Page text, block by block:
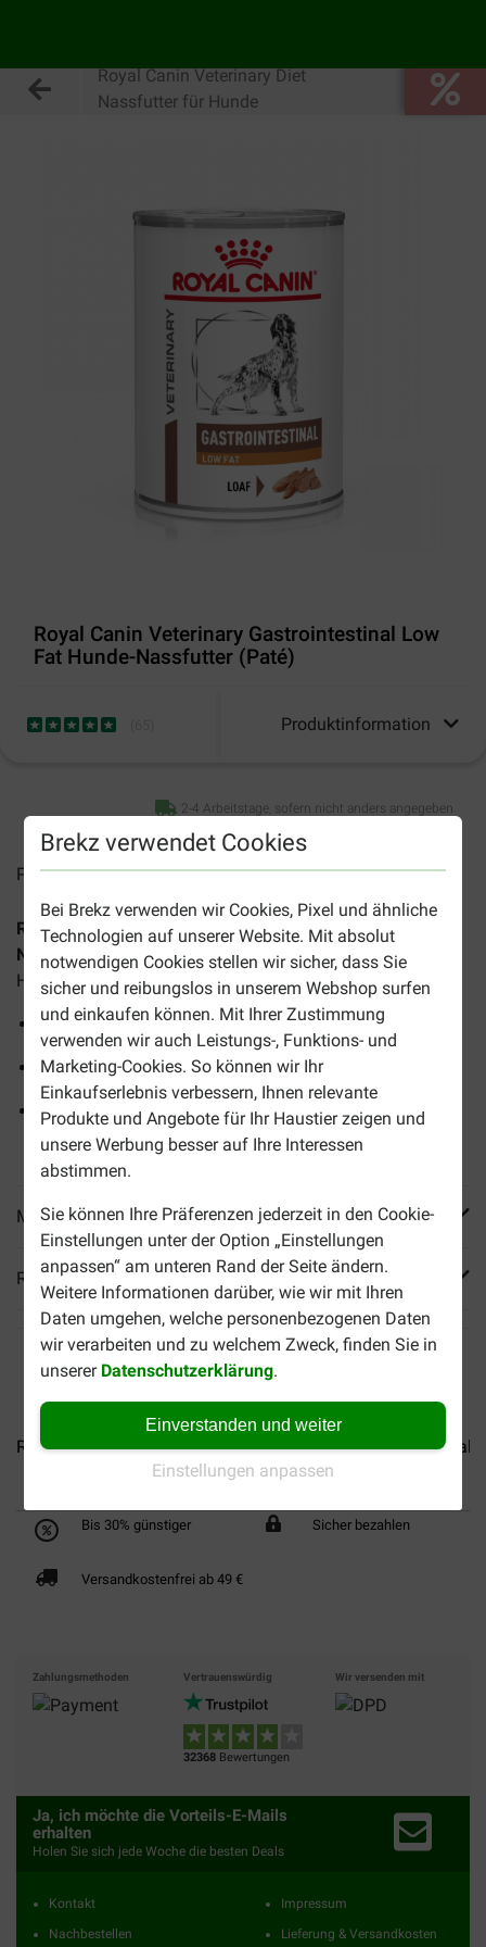
Brekz verwendet Cookies
Bei Brekz verwenden wir Cookies, Pixel und ähnliche
Technologien auf unserer Website. Mit absolut
notwendigen Cookies stellen wir sicher, dass Sie
sicher und reibungslos in unserem Webshop surfen
und einkaufen können. Mit Ihrer Zustimmung
verwenden wir auch Leistungs-, Funktions- und
Marketing-Cookies. So können wir Ihr
Einkaufserlebnis verbessern, Ihnen relevante
Produkte und Angebote für Ihr Haustier zeigen und
unsere Werbung besser auf Ihre Interessen
abstimmen.
Sie können Ihre Präferenzen jederzeit in den Cookie-
Einstellungen unter der Option „Einstellungen
anpassen“ am unteren Rand der Seite ändern.
Weitere Informationen darüber, wie wir mit Ihren
Daten umgehen, welche personenbezogenen Daten
wir verarbeiten und zu welchem Zweck, finden Sie in
unserer Datenschutzerklärung.
Einverstanden und weiter
Einstellungen anpassen
Royal Canin Veterinary Diet
Nassfutter für Hunde
Royal Canin Veterinary Gastrointestinal Low
Fat Hunde-Nassfutter (Paté)
Produktinformation
2-4 Arbeitstage, sofern nicht anders angegeben
Preise inkl. MwSt zzgl.Versandkosten
Royal Canin Veterinary Gastrointestinal Low Fat Hunde-
Nassfutter in Dosen (420 g)ist eine spezielle Diätkost für
Hunde, die eine fettreduzierte Nahrung benötigen.
Unterstützt das Verdauungssystem
Reguliert den Fettstoffwechsel bei Hyperlipidämie
Mit einem abgestimmten Ballaststoffgehalt, um die
Energie zu erhalten
Mehr Produktinfos
Reviews
Royal Canin Veterinary... Royal Canin Veterinary... Royal
Bis 30% günstiger Sicher bezahlen
Versandkostenfrei ab 49 €
Zahlungsmethoden Vertrauenswürdig
32368 Bewertungen
Wir versenden mit
Ja, ich möchte die Vorteils-E-Mails
erhalten
Holen Sie sich jede Woche die besten Deals
Kontakt
Nachbestellen
Impressum
Lieferung & Versandkosten